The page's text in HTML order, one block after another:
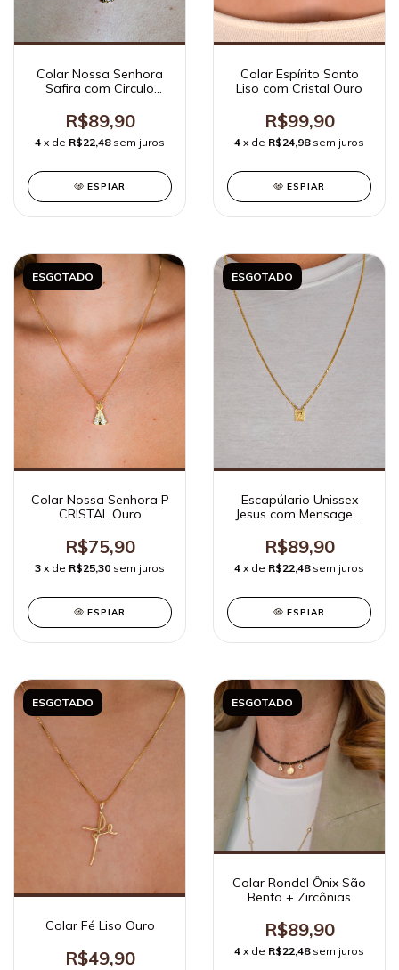
Colar Nossa Senhora
Safira com Circulo
R$89,90
4 x de R$22,48 sem juros
ESPIAR
Colar Espírito Santo
Liso com Cristal Ouro
R$99,90
4 x de R$24,98 sem juros
ESPIAR
ESGOTADO
Colar Nossa Senhora P
CRISTAL Ouro
R$75,90
3 x de R$25,30 sem juros
ESPIAR
ESGOTADO
Escapúlario Unissex
Jesus com Mensagem
R$89,90
4 x de R$22,48 sem juros
ESPIAR
ESGOTADO
Colar Fé Liso Ouro
R$49,90
ESGOTADO
Colar Rondel Ônix São
Bento + Zircônias
R$89,90
4 x de R$22,48 sem juros